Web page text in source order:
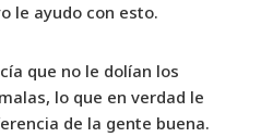
le ayudo con esto.
que no le dolían los
lo que en verdad le
de la gente buena.